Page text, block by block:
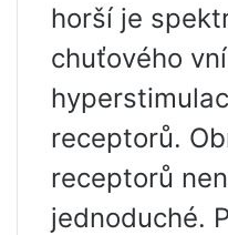
horší je
chuťového
receptorů.
receptorů
jednoduché.